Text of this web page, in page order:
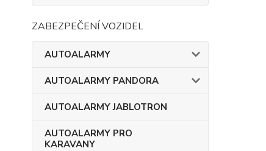
ZABEZPEČENÍ VOZIDEL
AUTOALARMY
AUTOALARMY PANDORA
AUTOALARMY JABLOTRON
AUTOALARMY PRO
KARAVANY